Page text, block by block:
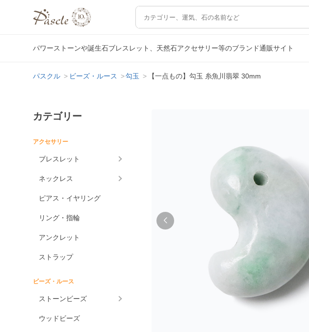
パワーストーンや誕生石ブレスレット、天然石アクセサリー等のブランド通販サイト
パスクル ビーズ・ルース 勾玉 【一点もの】勾玉 糸魚川翡翠 30mm
カテゴリー
アクセサリー
ブレスレット
ネックレス
ピアス・イヤリング
リング・指輪
アンクレット
ストラップ
ビーズ・ルース
ストーンビーズ
ウッドビーズ